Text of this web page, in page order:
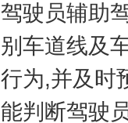
驾驶员辅助
别车道线及
行为,并及时
能判断驾驶